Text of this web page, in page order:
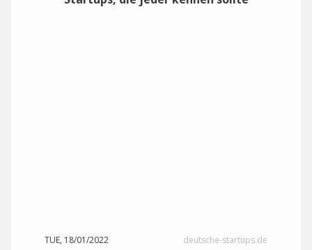
TUE, 18/01/2022 deutsche-startups.de